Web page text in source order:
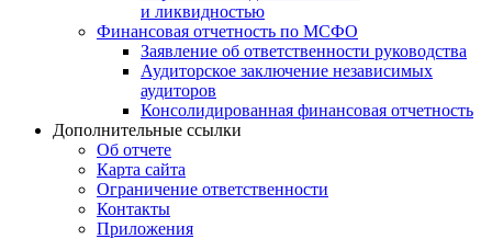
и ликвидностью
Финансовая отчетность по МСФО
Заявление об ответственности руководства
Аудиторское заключение независимых
аудиторов
Консолидированная финансовая отчетность
Дополнительные ссылки
Об отчете
Карта сайта
Ограничение ответственности
Контакты
Приложения